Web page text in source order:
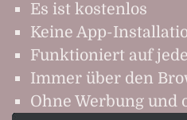
Es ist kostenlos
Keine App-
Funktioniert auf
Immer über den
Ohne Werbung und